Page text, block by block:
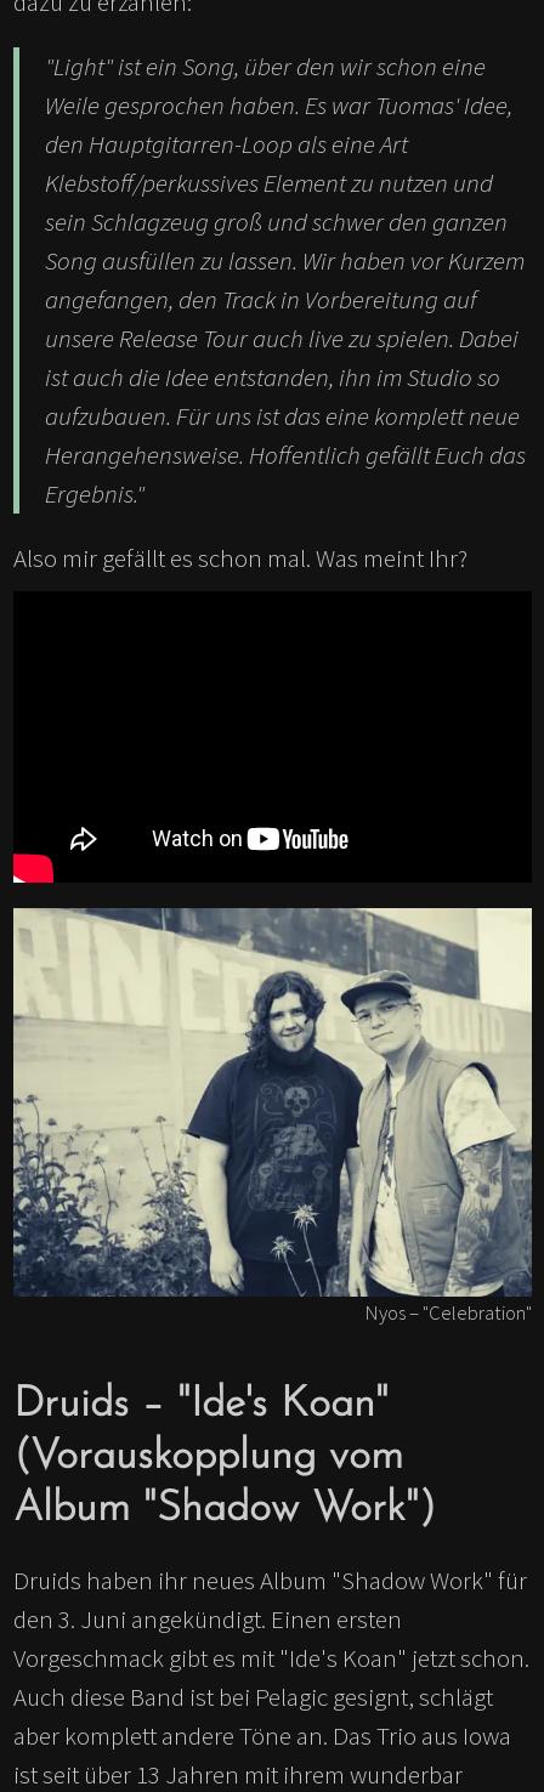
"Light" ist ein Song, über den wir schon eine
Weile gesprochen haben. Es war Tuomas' Idee,
den Hauptgitarren-Loop als eine Art
Klebstoff/perkussives Element zu nutzen und
sein Schlagzeug groß und schwer den ganzen
Song ausfüllen zu lassen. Wir haben vor Kurzem
angefangen, den Track in Vorbereitung auf
unsere Release Tour auch live zu spielen. Dabei
ist auch die Idee entstanden, ihn im Studio so
aufzubauen. Für uns ist das eine komplett neue
Herangehensweise. Hoffentlich gefällt Euch das
Ergebnis."
Also mir gefällt es schon mal. Was meint Ihr?
Nyos – "Celebration"
Druids – "Ide's Koan"
(Vorauskopplung vom
Album "Shadow Work")
Druids haben ihr neues Album "Shadow Work" für
den 3. Juni angekündigt. Einen ersten
Vorgeschmack gibt es mit "Ide's Koan" jetzt schon.
Auch diese Band ist bei Pelagic gesignt, schlägt
aber komplett andere Töne an. Das Trio aus Iowa
ist seit über 13 Jahren mit ihrem wunderbar